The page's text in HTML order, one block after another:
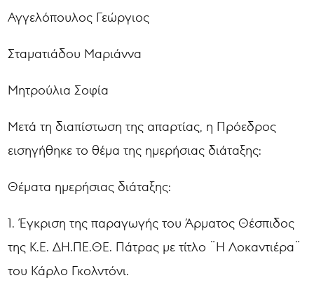
Αγγελόπουλος Γεώργιος
Σταματιάδου Μαριάννα
Μητρούλια Σοφία
Μετά τη διαπίστωση της απαρτίας, η Πρόεδρος
εισηγήθηκε το θέμα της ημερήσιας διάταξης:
Θέματα ημερήσιας διάταξης:
1. Έγκριση της παραγωγής του Άρματος Θέσπιδος
της Κ.Ε. ΔΗ.ΠΕ.ΘΕ. Πάτρας με τίτλο ¨Η Λοκαντιέρα¨
του Κάρλο Γκολντόνι.